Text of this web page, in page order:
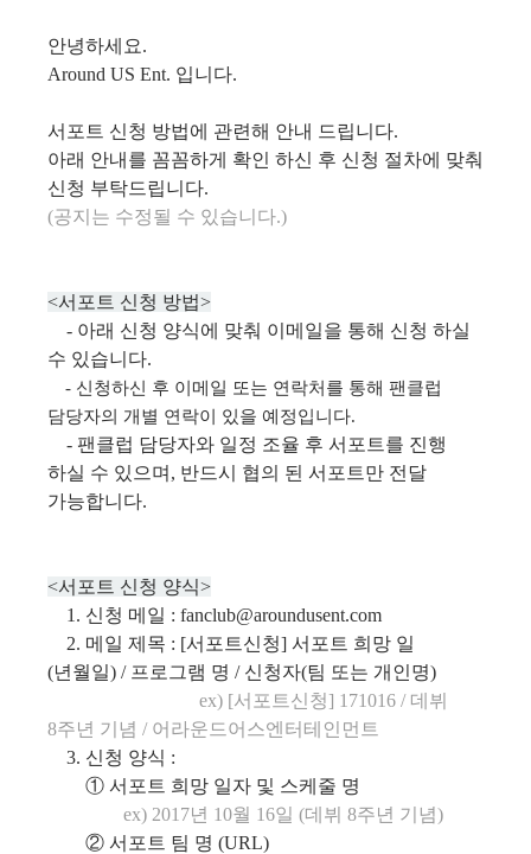
안녕하세요.
Around US Ent. 입니다.
서포트 신청 방법에 관련해 안내 드립니다.
아래 안내를 꼼꼼하게 확인 하신 후 신청 절차에 맞춰
신청 부탁드립니다.
(공지는 수정될 수 있습니다.)
<서포트 신청 방법>
- 아래 신청 양식에 맞춰 이메일을 통해 신청 하실
수 있습니다.
- 신청하신 후 이메일 또는 연락처를 통해 팬클럽
담당자의 개별 연락이 있을 예정입니다.
- 팬클럽 담당자와 일정 조율 후 서포트를 진행
하실 수 있으며, 반드시 협의 된 서포트만 전달
가능합니다.
<서포트 신청 양식>
1. 신청 메일 : fanclub@aroundusent.com
2. 메일 제목 : [서포트신청] 서포트 희망 일
(년월일) / 프로그램 명 / 신청자(팀 또는 개인명)
ex) [서포트신청] 171016 / 데뷔
8주년 기념 / 어라운드어스엔터테인먼트
3. 신청 양식 :
① 서포트 희망 일자 및 스케줄 명
ex) 2017년 10월 16일 (데뷔 8주년 기념)
② 서포트 팀 명 (URL)